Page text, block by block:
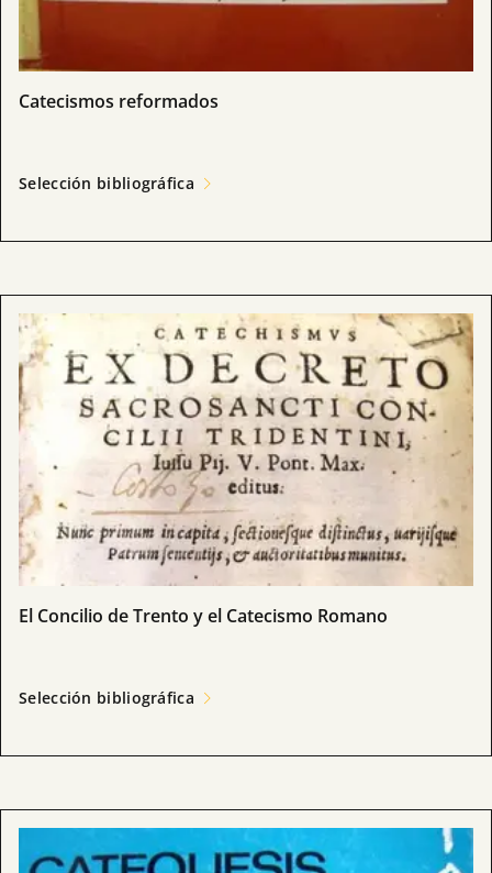
Catecismos reformados
Selección bibliográfica
El Concilio de Trento y el Catecismo Romano
Selección bibliográfica